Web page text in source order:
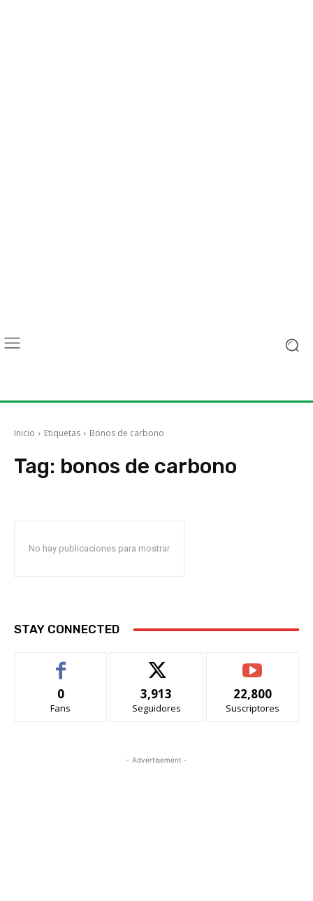
Inicio Etiquetas Bonos de carbono
Tag: bonos de carbono
No hay publicaciones para mostrar
STAY CONNECTED
0
Fans
3,913
Seguidores
22,800
Suscriptores
- Advertisement -